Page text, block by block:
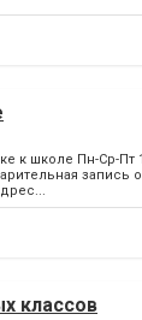
к школе Пн-Ср-Пт
запись
классов